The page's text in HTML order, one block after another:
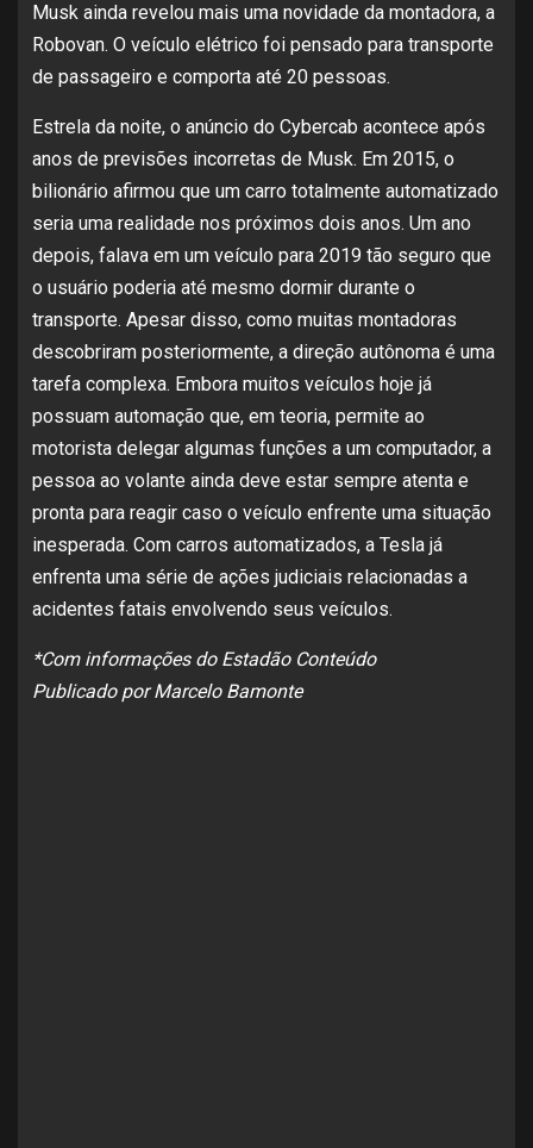
Musk ainda revelou mais uma novidade da montadora, a
Robovan. O veículo elétrico foi pensado para transporte
de passageiro e comporta até 20 pessoas.
Estrela da noite, o anúncio do Cybercab acontece após
anos de previsões incorretas de Musk. Em 2015, o
bilionário afirmou que um carro totalmente automatizado
seria uma realidade nos próximos dois anos. Um ano
depois, falava em um veículo para 2019 tão seguro que
o usuário poderia até mesmo dormir durante o
transporte. Apesar disso, como muitas montadoras
descobriram posteriormente, a direção autônoma é uma
tarefa complexa. Embora muitos veículos hoje já
possuam automação que, em teoria, permite ao
motorista delegar algumas funções a um computador, a
pessoa ao volante ainda deve estar sempre atenta e
pronta para reagir caso o veículo enfrente uma situação
inesperada. Com carros automatizados, a Tesla já
enfrenta uma série de ações judiciais relacionadas a
acidentes fatais envolvendo seus veículos.
*Com informações do Estadão Conteúdo
Publicado por Marcelo Bamonte